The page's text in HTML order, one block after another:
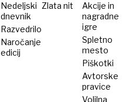
Nedeljski
dnevnik
Razvedrilo
Naročanje
edicij
Zlata nit
Akcije in
nagradne
igre
Spletno
mesto
Piškotki
Avtorske
pravice
Volilna